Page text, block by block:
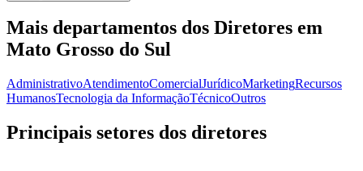
Mais departamentos dos Diretores em
Mato Grosso do Sul
AdministrativoAtendimentoComercialJurídicoMarketingRecursos
HumanosTecnologia da InformaçãoTécnicoOutros
Principais setores dos diretores